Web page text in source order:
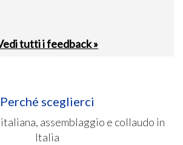
tutti i feedback »
Perché sceglierci
assemblaggio e collaudo in
Italia